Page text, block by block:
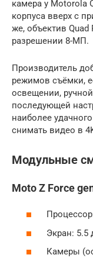
камера у Motorola
корпуса вверх с
же, объектив
разрешении 8-МП.
Производитель
режимов съёмки,
освещении,
последующей
наиболее
снимать видео в
Модульные
Moto Z Force
Экран: 5.5
Камеры